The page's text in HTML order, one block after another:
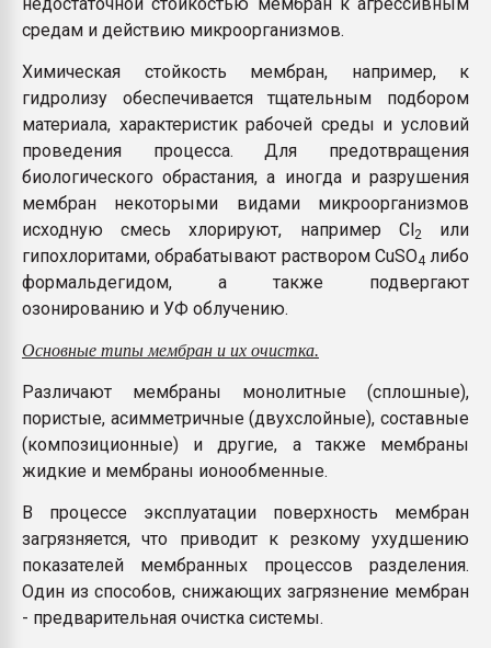
средам и действию микроорганизмов.
Химическая стойкость мембран, например, к
гидролизу обеспечивается тщательным подбором
материала, характеристик рабочей среды и условий
проведения процесса. Для предотвращения
биологического обрастания, а иногда и разрушения
мембран некоторыми видами микроорганизмов
исходную смесь хлорируют, например Сl2
или
гипохлоритами, обрабатывают раствором CuSO4 либо
формальдегидом, а также подвергают
озонированию и УФ облучению.
Основные типы мембран и их очистка.
Различают мембраны монолитные (сплошные),
пористые, асимметричные (двухслойные), составные
(композиционные) и другие, а также мембраны
жидкие и мембраны ионообменные.
В процессе эксплуатации поверхность мембран
загрязняется, что приводит к резкому ухудшению
показателей мембранных процессов разделения.
Один из способов, снижающих загрязнение мембран
- предварительная очистка системы.